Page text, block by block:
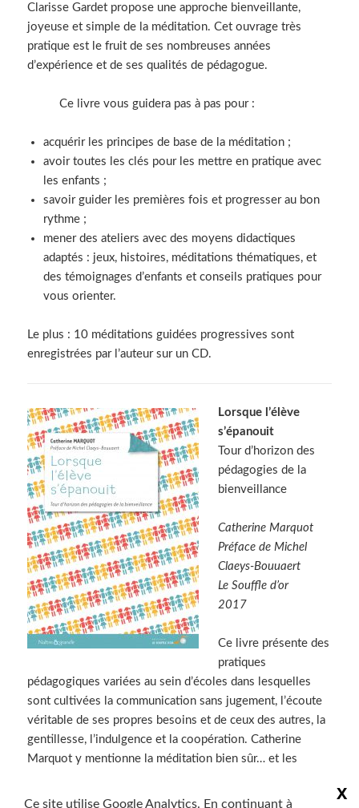
Clarisse Gardet propose une approche bienveillante,
joyeuse et simple de la méditation. Cet ouvrage très
pratique est le fruit de ses nombreuses années
d’expérience et de ses qualités de pédagogue.
Ce livre vous guidera pas à pas pour :
acquérir les principes de base de la méditation ;
avoir toutes les clés pour les mettre en pratique avec
les enfants ;
savoir guider les premières fois et progresser au bon
rythme ;
mener des ateliers avec des moyens didactiques
adaptés : jeux, histoires, méditations thématiques, et
des témoignages d’enfants et conseils pratiques pour
vous orienter.
Le plus : 10 méditations guidées progressives sont
enregistrées par l’auteur sur un CD.
Lorsque l’élève
s’épanouit
Tour d’horizon des
pédagogies de la
bienveillance
Catherine Marquot
Préface de Michel
Claeys-Bouuaert
Le Souffle d’or
2017
Ce livre présente des
pratiques
pédagogiques variées au sein d’écoles dans lesquelles
sont cultivées la communication sans jugement, l’écoute
véritable de ses propres besoins et de ceux des autres, la
gentillesse, l’indulgence et la coopération. Catherine
Marquot y mentionne la méditation bien sûr… et les
notamment en REP à Nanterre.
Ce site utilise Google Analytics. En continuant à X